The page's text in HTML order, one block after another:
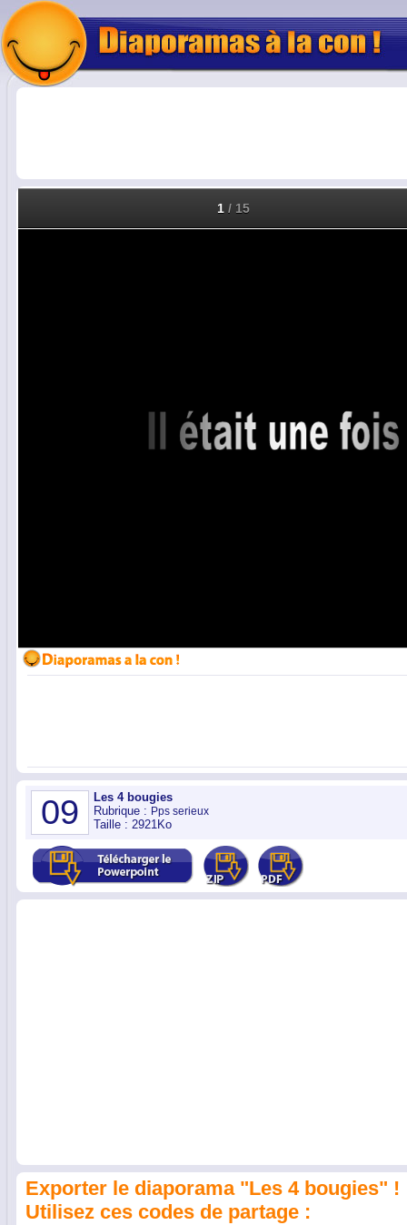
09
Les 4 bougies
Rubrique : Pps serieux
Taille : 2921Ko
Exporter le diaporama "Les 4 bougies" !
Utilisez ces codes de partage :